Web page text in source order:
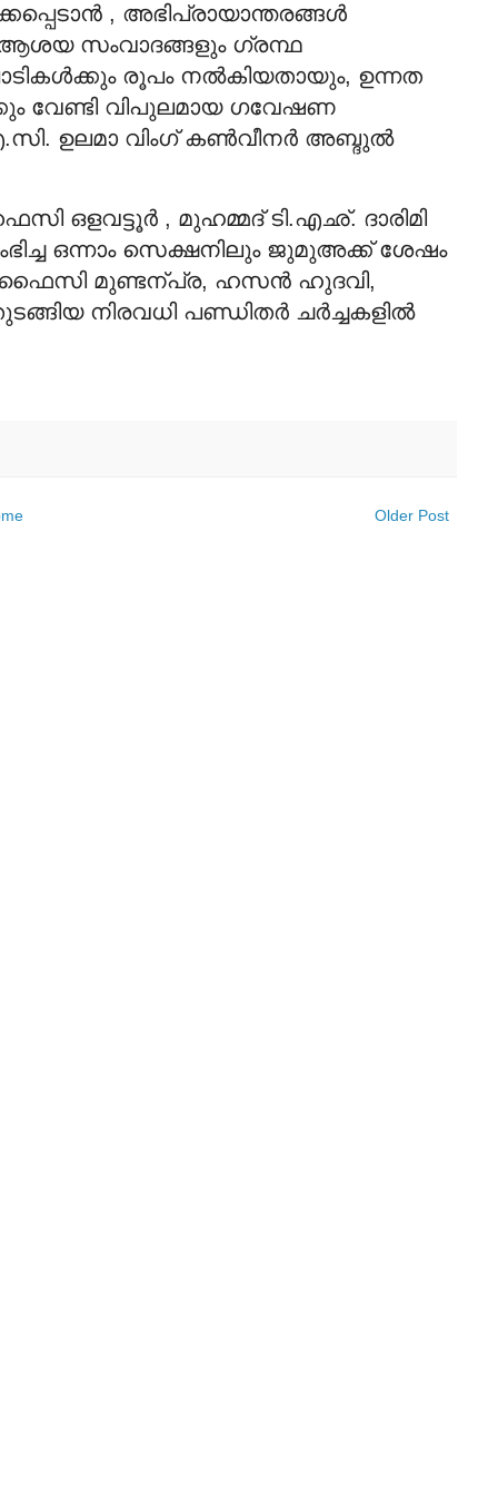
, അഭിപ്രായാന്തരങ്ങള്‍
സംവാദങ്ങളും ഗ്രന്ഥ
രൂപം നല്‍കിയതായും, ഉന്നത
വേണ്ടി വിപുലമായ ഗവേഷണ
ഉലമാ വിംഗ് കണ്‍വീനര്‍ അബ്ദുല്‍
ഒളവട്ടൂര്‍ , മുഹമ്മദ് ടി.എഛ്. ദാരിമി
ഒന്നാം സെക്ഷനിലും ജുമുഅക്ക് ശേഷം
ഫൈസി മുണ്ടന്പ്ര, ഹസന്‍ ഹുദവി,
നിരവധി പണ്ഡിതര്‍ ചര്‍ച്ചകളില്‍
Older Post